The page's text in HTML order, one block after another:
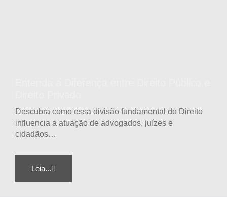
Descubra como essa divisão fundamental do Direito
influencia a atuação de advogados, juízes e
cidadãos…
Leia...